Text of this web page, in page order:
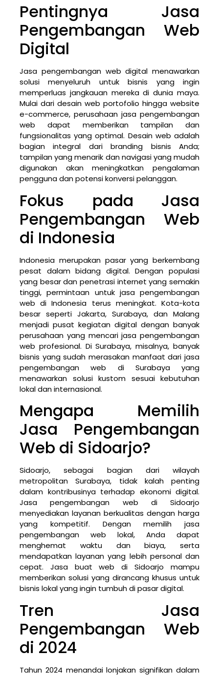
Pentingnya Jasa
Pengembangan Web
Digital
Jasa pengembangan web digital menawarkan
solusi menyeluruh untuk bisnis yang ingin
memperluas jangkauan mereka di dunia maya.
Mulai dari desain web portofolio hingga website
e-commerce, perusahaan jasa pengembangan
web dapat memberikan tampilan dan
fungsionalitas yang optimal. Desain web adalah
bagian integral dari branding bisnis Anda;
tampilan yang menarik dan navigasi yang mudah
digunakan akan meningkatkan pengalaman
pengguna dan potensi konversi pelanggan.
Fokus pada Jasa
Pengembangan Web
di Indonesia
Indonesia merupakan pasar yang berkembang
pesat dalam bidang digital. Dengan populasi
yang besar dan penetrasi internet yang semakin
tinggi, permintaan untuk jasa pengembangan
web di Indonesia terus meningkat. Kota-kota
besar seperti Jakarta, Surabaya, dan Malang
menjadi pusat kegiatan digital dengan banyak
perusahaan yang mencari jasa pengembangan
web profesional. Di Surabaya, misalnya, banyak
bisnis yang sudah merasakan manfaat dari jasa
pengembangan web di Surabaya yang
menawarkan solusi kustom sesuai kebutuhan
lokal dan internasional.
Mengapa Memilih
Jasa Pengembangan
Web di Sidoarjo?
Sidoarjo, sebagai bagian dari wilayah
metropolitan Surabaya, tidak kalah penting
dalam kontribusinya terhadap ekonomi digital.
Jasa pengembangan web di Sidoarjo
menyediakan layanan berkualitas dengan harga
yang kompetitif. Dengan memilih jasa
pengembangan web lokal, Anda dapat
menghemat waktu dan biaya, serta
mendapatkan layanan yang lebih personal dan
cepat. Jasa buat web di Sidoarjo mampu
memberikan solusi yang dirancang khusus untuk
bisnis lokal yang ingin tumbuh di pasar digital.
Tren Jasa
Pengembangan Web
di 2024
Tahun 2024 menandai lonjakan signifikan dalam